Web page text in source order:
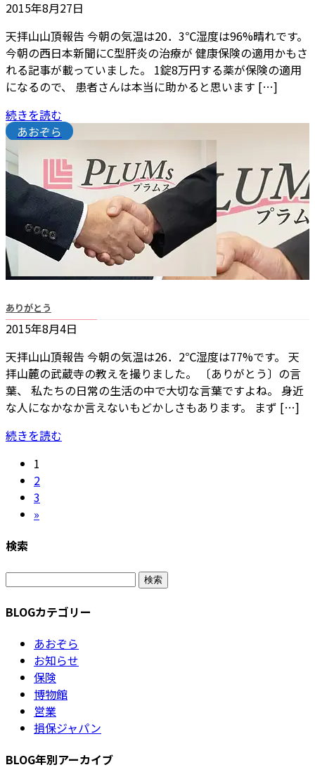
2015年8月27日
天拝山山頂報告 今朝の気温は20．3℃湿度は96%晴れです。
今朝の西日本新聞にC型肝炎の治療が 健康保険の適用かもさ
れる記事が載っていました。 1錠8万円する薬が保険の適用
になるので、 患者さんは本当に助かると思います […]
続きを読む
あおぞら
ありがとう
2015年8月4日
天拝山山頂報告 今朝の気温は26．2℃湿度は77%です。 天
拝山麓の武蔵寺の教えを撮りました。 〔ありがとう〕の言
葉、 私たちの日常の生活の中で大切な言葉ですよね。 身近
な人になかなか言えないもどかしさもあります。 まず […]
続きを読む
投
稿
の
ペ
ジ
送
り
固
定
ペ
ー
1
固
定
ペ
2
固
定
3
»
検索
検
BLOGカテゴリー
あおぞら
お知らせ
保険
博物館
営業
損保ジャパン
BLOG年別アーカイブ